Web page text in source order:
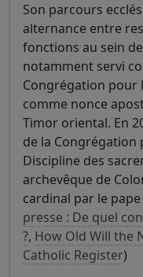
Son parcours
alternance entre
fonctions au sein
notamment servi
Congrégation pour
comme nonce
Timor oriental. En
de la Congrégation
Discipline des
archevêque de
cardinal par le pape
presse : De quel
?, How Old Will the
Catholic Register)